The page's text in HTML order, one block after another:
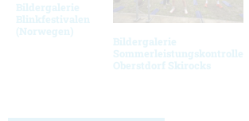
Bildergalerie
Blinkfestivalen
(Norwegen)
Bildergalerie
Sommerleistungskontrolle
Oberstdorf Skirocks